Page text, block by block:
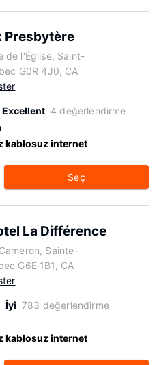
Presbytère
de l'Église, Saint-
G0R 4J0, CA
Excellent 4 değerlendirme
kablosuz internet
Seç
La Différence
Sainte-
G6E 1B1, CA
İyi 783 değerlendirme
kablosuz internet